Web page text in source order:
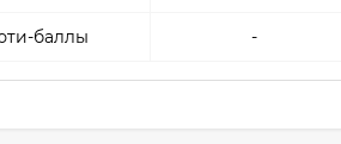
баллы -